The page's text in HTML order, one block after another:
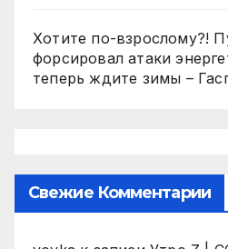
Хотите по-взрослому?!
форсировал атаки
теперь ждите зимы –
Свежие Комментарии